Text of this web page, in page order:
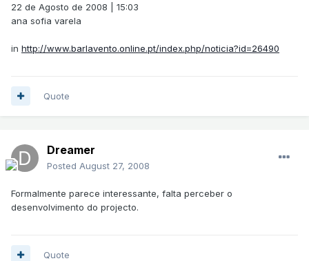
22 de Agosto de 2008 | 15:03
ana sofia varela
in http://www.barlavento.online.pt/index.php/noticia?id=26490
Quote
Dreamer
Posted August 27, 2008
Formalmente parece interessante, falta perceber o
desenvolvimento do projecto.
Quote